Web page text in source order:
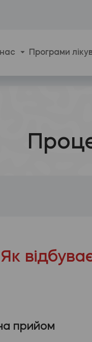
Програми
Як
прийом